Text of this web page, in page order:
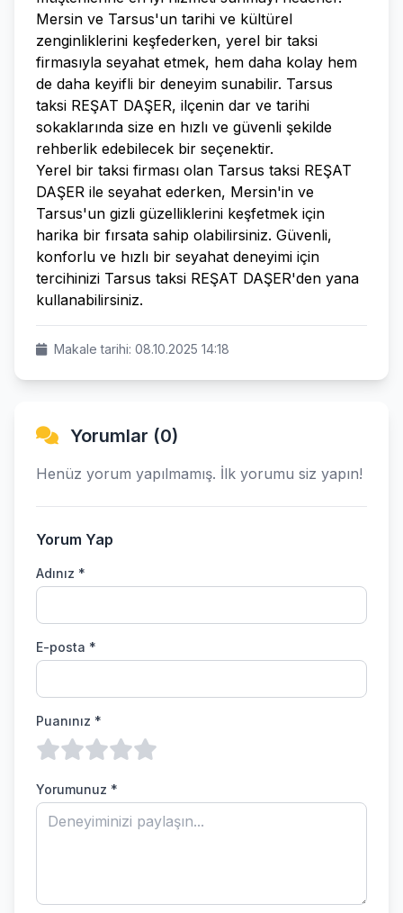
Mersin ve Tarsus'un tarihi ve kültürel
zenginliklerini keşfederken, yerel bir taksi
firmasıyla seyahat etmek, hem daha kolay hem
de daha keyifli bir deneyim sunabilir. Tarsus
taksi REŞAT DAŞER, ilçenin dar ve tarihi
sokaklarında size en hızlı ve güvenli şekilde
rehberlik edebilecek bir seçenektir.
Yerel bir taksi firması olan Tarsus taksi REŞAT
DAŞER ile seyahat ederken, Mersin'in ve
Tarsus'un gizli güzelliklerini keşfetmek için
harika bir fırsata sahip olabilirsiniz. Güvenli,
konforlu ve hızlı bir seyahat deneyimi için
tercihinizi Tarsus taksi REŞAT DAŞER'den yana
kullanabilirsiniz.
Makale tarihi: 08.10.2025 14:18
Yorumlar (0)
Henüz yorum yapılmamış. İlk yorumu siz yapın!
Yorum Yap
Adınız *
E-posta *
Puanınız *
Yorumunuz *